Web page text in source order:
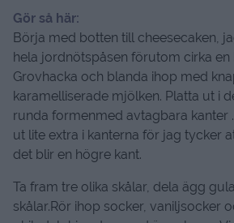
Gör så här:
Börja med botten till cheesecaken,
hela jordnötspåsen förutom cirka en
Grovhacka och blanda ihop med
karamelliserade mjölken. Platta ut i
runda formenmed avtagbara kanter
ut lite extra i kanterna för jag tycker
det blir en högre kant.
Ta fram tre olika skålar, dela ägg
skålar.Rör ihop socker, vaniljsocker